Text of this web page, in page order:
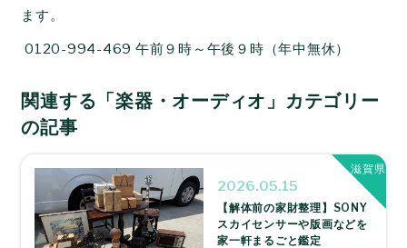
ます。
0120-994-469 午前９時～午後９時（年中無休）
関連する「楽器・オーディオ」カテゴリー
の記事
2026.05.15
【解体前の家財整理】SONY
スカイセンサーや版画などを
家一軒まるごと鑑定
滋賀県